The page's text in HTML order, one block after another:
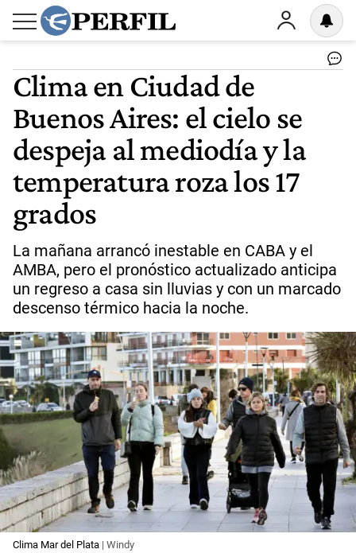
Clima en Ciudad de
Buenos Aires: el cielo se
despeja al mediodía y la
temperatura roza los 17
grados
La mañana arrancó inestable en CABA y el
AMBA, pero el pronóstico actualizado anticipa
un regreso a casa sin lluvias y con un marcado
descenso térmico hacia la noche.
Clima Mar del Plata | Windy